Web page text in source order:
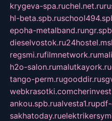
krygeva-spa.ruchel.net.ru
hl-beta.spb.ru
epoha-metalband.ru
dieselvostok.ru
regsmi.rufilmnetwork.ru
h2o-salon.rumalutkayork.ru
tango-perm.rugooddir.ru
webkrasotki.com
ankou.spb.rualvesta1.ru
sakhatoday.ru